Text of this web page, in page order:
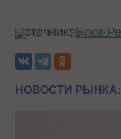
Источник:Блог
Теги:
НОВОСТИ РЫНКА: